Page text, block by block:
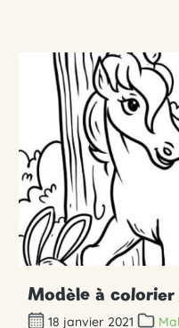
Modèle à
18 janvier 2021